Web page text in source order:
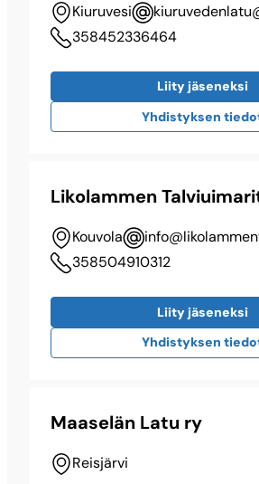
Kiuruvesi
358452336464
Liity jäseneksi
Yhdistyksen
Likolammen
Kouvola
358504910312
Liity jäseneksi
Yhdistyksen
Maaselän Latu ry
Reisjärvi